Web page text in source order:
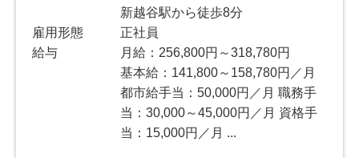
新越谷駅から徒歩8分
雇用形態
正社員
給与
月給：256,800円～318,780円
基本給：141,800～158,780円／月
都市給手当：50,000円／月 職務手
当：30,000～45,000円／月 資格手
当：15,000円／月 ...